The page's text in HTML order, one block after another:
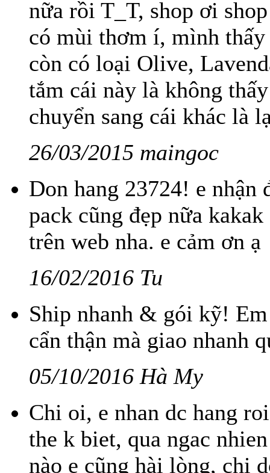
nữa rồi T_T, shop ơi
có mùi thơm í, mình thấy
còn có loại Olive,
tắm cái này là không
chuyển sang cái khác là
26/03/2015 maingoc
Don hang 23724! e
pack cũng đẹp nữa
trên web nha. e cảm ơn ạ
16/02/2016 Tu
Ship nhanh & gói kỹ!
cẩn thận mà giao nhanh
05/10/2016 Hà My
Chi oi, e nhan dc hang
the k biet, qua ngac
nào e cũng hài lòng, chị